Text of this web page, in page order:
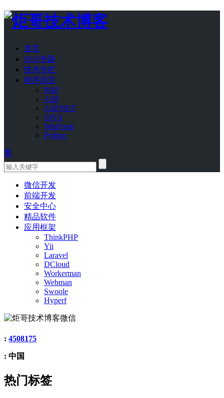
首页
SEO专题
技术专栏
程序语言
PHP
ASP
ASP.NET
JAVA
WinForm
Python
繁
微信开发
前端开发
安全中心
精品软件
应用框架
ThinkPHP
Yii
Laravel
DCloud
Workerman
Webman
Swoole
Hyperf
: 4508175
: 中国
热门标签